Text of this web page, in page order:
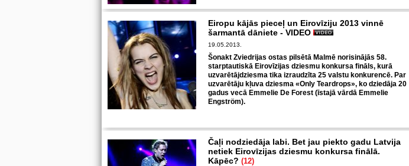
Eiropu kājās pieceļ un Eirovīziju 2013 vinnē
šarmantā dāniete - VIDEO
19.05.2013.
Šonakt Zviedrijas ostas pilsētā Malmē norisinājās 58.
starptautiskā Eirovīzijas dziesmu konkursa fināls, kurā
uzvarētājdziesma tika izraudzīta 25 valstu konkurencē. Par
uzvarētāju kļuva dziesma «Only Teardrops», ko dziedāja 20
gadus vecā Emmelie De Forest (īstajā vārdā Emmelie
Engström).
Čaļi nodziedāja labi. Bet jau piekto gadu Latvija
netiek Eirovīzijas dziesmu konkursa finālā.
Kāpēc? (12)